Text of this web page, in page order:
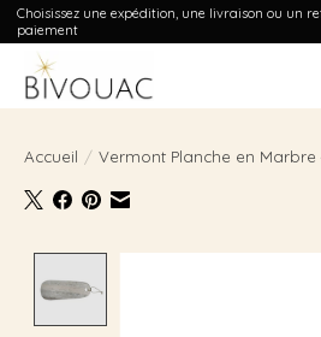
Choisissez une expédition, une livraison ou un
paiement
Accueil / Vermont Planche en Marbre